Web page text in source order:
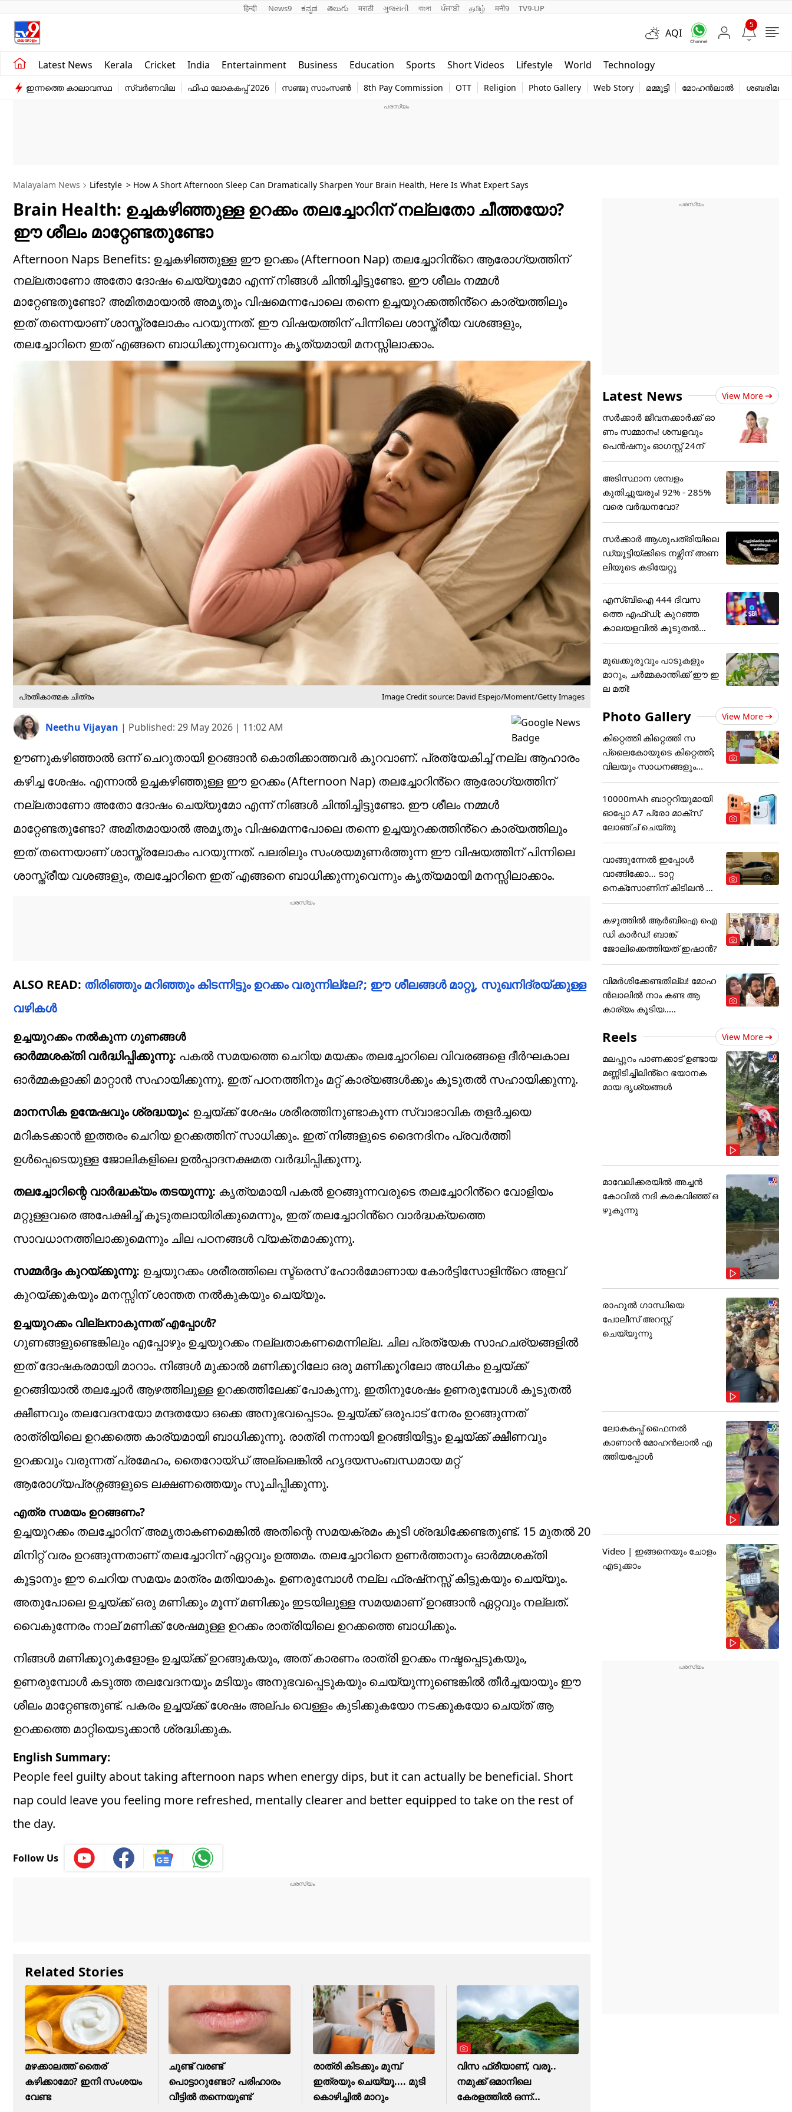
हिन्दी News9 ಕನ್ನಡ తెలుగు मराठी ગુજરાતી বাংলা ਪੰਜਾਬੀ தமிழ் मनी9 TV9-UP
AQI
5
Latest News Kerala Cricket India Entertainment Business Education Sports Short Videos Lifestyle World Technology
Kerala
India
Education
world
Web Story
ഇന്നത്തെ കാലാവസ്ഥ സ്വർണവില ഫിഫ ലോകകപ്പ് 2026 സഞ്ജു സാംസൺ 8th Pay Commission OTT Religion Photo Gallery Web Story മമ്മൂട്ടി മോഹൻലാൽ ശബരിമല
Malayalam News Lifestyle > How A Short Afternoon Sleep Can Dramatically Sharpen Your Brain Health, Here Is What Expert Says
Brain Health: ഉച്ചകഴിഞ്ഞുള്ള ഉറക്കം തലച്ചോറിന് നല്ലതോ ചീത്തയോ?
ഈ ശീലം മാറ്റേണ്ടതുണ്ടോ
Afternoon Naps Benefits: ഉച്ചകഴിഞ്ഞുള്ള ഈ ഉറക്കം (Afternoon Nap) തലച്ചോറിൻ്റെ ആരോഗ്യത്തിന്
നല്ലതാണോ അതോ ദോഷം ചെയ്യുമോ എന്ന് നിങ്ങൾ ചിന്തിച്ചിട്ടുണ്ടോ. ഈ ശീലം നമ്മൾ
മാറ്റേണ്ടതുണ്ടോ? അമിതമായാൽ അമൃതും വിഷമെന്നപോലെ തന്നെ ഉച്ചയുറക്കത്തിൻ്റെ കാര്യത്തിലും
ഇത് തന്നെയാണ് ശാസ്ത്രലോകം പറയുന്നത്. ഈ വിഷയത്തിന് പിന്നിലെ ശാസ്ത്രീയ വശങ്ങളും,
തലച്ചോറിനെ ഇത് എങ്ങനെ ബാധിക്കുന്നുവെന്നും കൃത്യമായി മനസ്സിലാക്കാം.
പ്രതീകാത്മക ചിത്രം Image Credit source: David Espejo/Moment/Getty Images
Neethu Vijayan | Published: 29 May 2026 | 11:02 AM
ഊണുകഴിഞ്ഞാൽ ഒന്ന് ചെറുതായി ഉറങ്ങാൻ കൊതിക്കാത്തവർ കുറവാണ്. പ്രത്യേകിച്ച് നല്ല ആഹാരം
കഴിച്ച ശേഷം. എന്നാൽ ഉച്ചകഴിഞ്ഞുള്ള ഈ ഉറക്കം (Afternoon Nap) തലച്ചോറിൻ്റെ ആരോഗ്യത്തിന്
നല്ലതാണോ അതോ ദോഷം ചെയ്യുമോ എന്ന് നിങ്ങൾ ചിന്തിച്ചിട്ടുണ്ടോ. ഈ ശീലം നമ്മൾ
മാറ്റേണ്ടതുണ്ടോ? അമിതമായാൽ അമൃതും വിഷമെന്നപോലെ തന്നെ ഉച്ചയുറക്കത്തിൻ്റെ കാര്യത്തിലും
ഇത് തന്നെയാണ് ശാസ്ത്രലോകം പറയുന്നത്. പലരിലും സംശയമുണർത്തുന്ന ഈ വിഷയത്തിന് പിന്നിലെ
ശാസ്ത്രീയ വശങ്ങളും, തലച്ചോറിനെ ഇത് എങ്ങനെ ബാധിക്കുന്നുവെന്നും കൃത്യമായി മനസ്സിലാക്കാം.
ALSO READ: തിരിഞ്ഞും മറിഞ്ഞും കിടന്നിട്ടും ഉറക്കം വരുന്നില്ലേ?; ഈ ശീലങ്ങൾ മാറ്റൂ, സുഖനിദ്രയ്ക്കുള്ള
വഴികൾ
ഉച്ചയുറക്കം നൽകുന്ന ഗുണങ്ങൾ
ഓർമ്മശക്തി വർദ്ധിപ്പിക്കുന്നു: പകൽ സമയത്തെ ചെറിയ മയക്കം തലച്ചോറിലെ വിവരങ്ങളെ ദീർഘകാല
ഓർമ്മകളാക്കി മാറ്റാൻ സഹായിക്കുന്നു. ഇത് പഠനത്തിനും മറ്റ് കാര്യങ്ങൾക്കും കൂടുതൽ സഹായിക്കുന്നു.
മാനസിക ഉന്മേഷവും ശ്രദ്ധയും: ഉച്ചയ്ക്ക് ശേഷം ശരീരത്തിനുണ്ടാകുന്ന സ്വാഭാവിക തളർച്ചയെ
മറികടക്കാൻ ഇത്തരം ചെറിയ ഉറക്കത്തിന് സാധിക്കും. ഇത് നിങ്ങളുടെ ദൈനദിനം പ്രവർത്തി
ഉൾപ്പെടെയുള്ള ജോലികളിലെ ഉൽപ്പാദനക്ഷമത വർദ്ധിപ്പിക്കുന്നു.
തലച്ചോറിന്റെ വാർദ്ധക്യം തടയുന്നു: കൃത്യമായി പകൽ ഉറങ്ങുന്നവരുടെ തലച്ചോറിൻ്റെ വോളിയം
മറ്റുള്ളവരെ അപേക്ഷിച്ച് കൂടുതലായിരിക്കുമെന്നും, ഇത് തലച്ചോറിൻ്റെ വാർദ്ധക്യത്തെ
സാവധാനത്തിലാക്കുമെന്നും ചില പഠനങ്ങൾ വ്യക്തമാക്കുന്നു.
സമ്മർദ്ദം കുറയ്ക്കുന്നു: ഉച്ചയുറക്കം ശരീരത്തിലെ സ്ട്രെസ് ഹോർമോണായ കോർട്ടിസോളിൻ്റെ അളവ്
കുറയ്ക്കുകയും മനസ്സിന് ശാന്തത നൽകുകയും ചെയ്യും.
ഉച്ചയുറക്കം വില്ലനാകുന്നത് എപ്പോൾ?
​ഗുണങ്ങളുണ്ടെങ്കിലും എപ്പോഴും ഉച്ചയുറക്കം നല്ലതാകണമെന്നില്ല. ചില പ്രത്യേക സാഹചര്യങ്ങളിൽ
ഇത് ദോഷകരമായി മാറാം. നിങ്ങൾ മുക്കാൽ മണിക്കൂറിലോ ഒരു മണിക്കൂറിലോ അധികം ഉച്ചയ്ക്ക്
ഉറങ്ങിയാൽ തലച്ചോർ ആഴത്തിലുള്ള ഉറക്കത്തിലേക്ക് പോകുന്നു. ഇതിനുശേഷം ഉണരുമ്പോൾ കൂടുതൽ
ക്ഷീണവും തലവേദനയോ മന്ദതയോ ഒക്കെ അനുഭവപ്പെടാം. ഉച്ചയ്ക്ക് ഒരുപാട് നേരം ഉറങ്ങുന്നത്
രാത്രിയിലെ ഉറക്കത്തെ കാര്യമായി ബാധിക്കുന്നു. രാത്രി നന്നായി ഉറങ്ങിയിട്ടും ഉച്ചയ്ക്ക് ക്ഷീണവും
ഉറക്കവും വരുന്നത് പ്രമേഹം, തൈറോയ്ഡ് അല്ലെങ്കിൽ ഹൃദയസംബന്ധമായ മറ്റ്
ആരോഗ്യപ്രശ്നങ്ങളുടെ ലക്ഷണത്തെയും സൂചിപ്പിക്കുന്നു.
എത്ര സമയം ഉറങ്ങണം?
ഉച്ചയുറക്കം തലച്ചോറിന് അമൃതാകണമെങ്കിൽ അതിന്റെ സമയക്രമം കൂടി ശ്രദ്ധിക്കേണ്ടതുണ്ട്. 15 മുതൽ 20
മിനിറ്റ് വരം ഉറങ്ങുന്നതാണ് തലച്ചോറിന് ഏറ്റവും ഉത്തമം. തലച്ചോറിനെ ഉണർത്താനും ഓർമ്മശക്തി
കൂട്ടാനും ഈ ചെറിയ സമയം മാത്രം മതിയാകും. ഉണരുമ്പോൾ നല്ല ഫ്രഷ്നസ്സ് കിട്ടുകയും ചെയ്യും.
അതുപോലെ ഉച്ചയ്ക്ക് ഒരു മണിക്കും മൂന്ന് മണിക്കും ഇടയിലുള്ള സമയമാണ് ഉറങ്ങാൻ ഏറ്റവും നല്ലത്.
വൈകുന്നേരം നാല് മണിക്ക് ശേഷമുള്ള ഉറക്കം രാത്രിയിലെ ഉറക്കത്തെ ബാധിക്കും.
നിങ്ങൾ മണിക്കൂറുകളോളം ഉച്ചയ്ക്ക് ഉറങ്ങുകയും, അത് കാരണം രാത്രി ഉറക്കം നഷ്ടപ്പെടുകയും,
ഉണരുമ്പോൾ കടുത്ത തലവേദനയും മടിയും അനുഭവപ്പെടുകയും ചെയ്യുന്നുണ്ടെങ്കിൽ തീർച്ചയായും ഈ
ശീലം മാറ്റേണ്ടതുണ്ട്. പകരം ഉച്ചയ്ക്ക് ശേഷം അല്പം വെള്ളം കുടിക്കുകയോ നടക്കുകയോ ചെയ്ത് ആ
ഉറക്കത്തെ മാറ്റിയെടുക്കാൻ ശ്രദ്ധിക്കുക.
English Summary:
People feel guilty about taking afternoon naps when energy dips, but it can actually be beneficial. Short
nap could leave you feeling more refreshed, mentally clearer and better equipped to take on the rest of
the day.
Follow Us
Related Stories
മഴക്കാലത്ത് തൈര്
കഴിക്കാമോ? ഇനി സംശയം
വേണ്ട
ചുണ്ട് വരണ്ട്
പൊട്ടാറുണ്ടോ? പരിഹാരം
വീട്ടിൽ തന്നെയുണ്ട്
രാത്രി കിടക്കും മുമ്പ്
ഇത്രയും ചെയ്യൂ.... മുടി
കൊഴിച്ചിൽ മാറും
വിസ ഫ്രീയാണ്, വരൂ..
നമുക്ക് ഒമാനിലെ
കേരളത്തിൽ ഒന്ന്
Latest News View More
സർക്കാർ ജീവനക്കാർക്ക് ഓ
ണം സമ്മാനം! ശമ്പളവും
പെൻഷനും ഓഗസ്റ്റ് 24ന്
അടിസ്ഥാന ശമ്പളം
കുതിച്ചുയരും! 92% - 285%
വരെ വർദ്ധനവോ?
സർക്കാർ ആശുപത്രിയിലെ
ഡ്യൂട്ടിയ്ക്കിടെ നഴ്സിന് അ‌ണ
ലിയുടെ കടിയേറ്റു
എസ്ബിഐ 444 ദിവസ
ത്തെ എഫ്ഡി; കുറഞ്ഞ
കാലയളവില്‍ കൂടുതല്‍
നേട്ടം
മുഖക്കുരുവും പാടുകളും
മാറും, ചർമ്മകാന്തിക്ക് ഈ ഇ
ല മതി!
Photo Gallery View More
കിറ്റെത്തി കിറ്റെത്തി സ
പ്ലൈകോയുടെ കിറ്റെത്തി;
വിലയും സാധനങ്ങളും...
10000mAh ബാറ്ററിയുമായി
ഓപ്പോ A7 പ്രോ മാക്സ്
ലോഞ്ച് ചെയ്തു
വാങ്ങുന്നേൽ ഇപ്പോൾ
വാങ്ങിക്കോ... ടാറ്റ
നെക്സോണിന് കിടിലൻ ഓ
ഫർ
കഴുത്തില്‍ ആര്‍ബിഐ ഐ
ഡി കാര്‍ഡ്! ബാങ്ക്
ജോലിക്കെത്തിയത് ഇഷാന്‍?
വിമർശിക്കേണ്ടതില്ല! മോഹ
ൻലാലിൽ നാം കണ്ട ആ
കാര്യം കൂടിയ.....
Reels View More
മലപ്പുറം പാണക്കാട് ഉണ്ടായ
മണ്ണിടിച്ചിലിൻ്റെ ഭയാനക
മായ ദൃശ്യങ്ങൾ
മാവേലിക്കരയിൽ അച്ചൻ
കോവിൽ നദി കരകവിഞ്ഞ് ഒ
ഴുകുന്നു
രാഹുൽ ഗാന്ധിയെ
പോലീസ് അറസ്റ്റ്
ചെയ്യുന്നു
ലോകകപ്പ് ഫൈനൽ
കാണാൻ മോഹൻലാൽ എ
ത്തിയപ്പോൾ
Video | ഇങ്ങനെയും ചോളം
എടുക്കാം